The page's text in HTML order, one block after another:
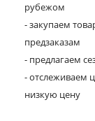
рубежом
- закупаем
предзаказам
- предлагаем
- отслеживаем
низкую цену